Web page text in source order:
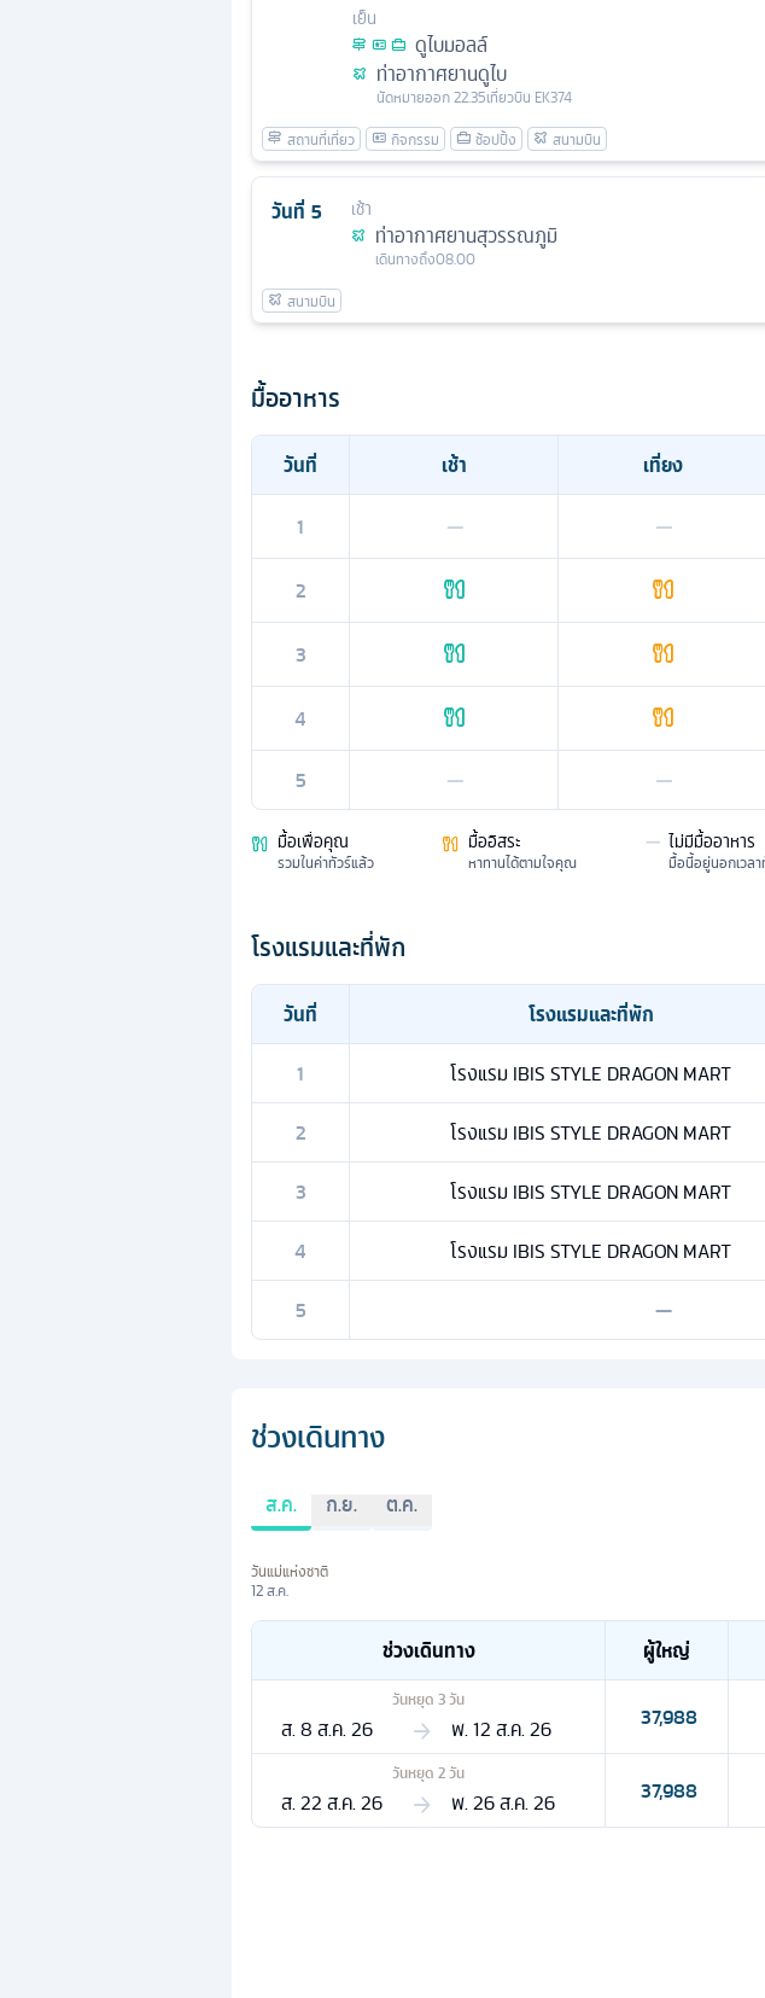
เย็น
ดูไบมอลล์
ท่าอากาศยานดูไบ
นัดหมายออก22.35เที่ยวบิน EK374
วันที่ 5 เช้า
ท่าอากาศยานสุวรรณภูมิ
เดินทางถึง08.00
มื้ออาหาร
วันที่ เช้า เที่ยง
1
— —
2
3
4
5
— —
มื้อเพื่อคุณ
รวมในค่าทัวร์แล้ว
มื้ออิสระ
หาทานได้ตามใจคุณ
— ไม่มีมื้ออาหาร
มื้อนี้อยู่นอกเวล
โรงแรมและที่พัก
วันที่ โรงแรมและที่พัก
1
โรงแรม IBIS STYLE DRAGON MART
2
โรงแรม IBIS STYLE DRAGON MART
3
โรงแรม IBIS STYLE DRAGON MART
4
โรงแรม IBIS STYLE DRAGON MART
5
—
ช่วงเดินทาง
ส.ค. ก.ย. ต.ค.
วันแม่แห่งชาติ
12 ส.ค.
ช่วงเดินทาง ผู้ใหญ่
วันหยุด 3วัน
ส. 8 ส.ค. 26 พ. 12 ส.ค. 26 37,988
วันหยุด 2วัน
ส. 22 ส.ค. 26 พ. 26 ส.ค. 26 37,988